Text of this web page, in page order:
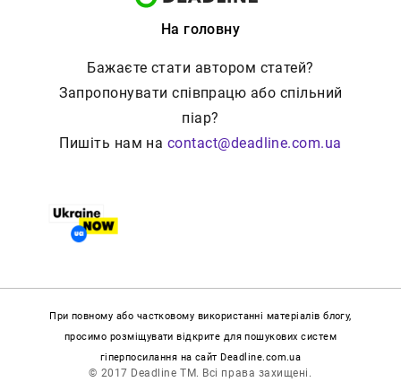
На головну
Бажаєте стати автором статей?
Запропонувати співпрацю або спільний
піар?
Пишіть нам на contact@deadline.com.ua
При повному або частковому використанні матеріалів блогу,
просимо розміщувати відкрите для пошукових систем
гіперпосилання на сайт Deadline.com.ua
© 2017 Deadline TM. Всі права захищені.